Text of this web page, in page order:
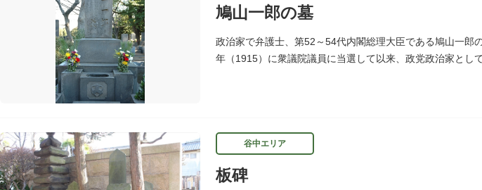
鳩山一郎の墓
政治家で弁護士、第52～54代内閣総理大臣である鳩山一
年（1915）に衆議院議員に当選して以来、政党政治家と
谷中エリア
板碑